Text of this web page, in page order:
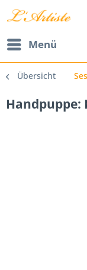
Menü
Übersicht
Handpuppe: